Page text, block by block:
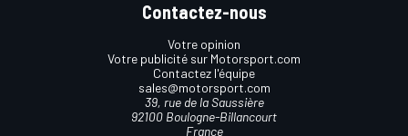
Contactez-nous
Votre opinion
Votre publicité sur Motorsport.com
Contactez l'équipe
sales@motorsport.com
39, rue de la Saussière
92100 Boulogne-Billancourt
France